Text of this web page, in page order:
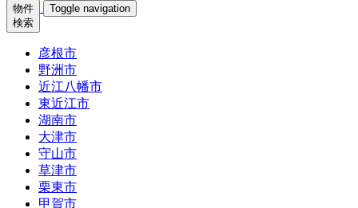
物件
検索
Toggle navigation
彦根市
野洲市
近江八幡市
東近江市
湖南市
大津市
守山市
草津市
栗東市
甲賀市